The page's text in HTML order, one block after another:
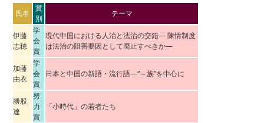
氏名
賞
別
テーマ
伊藤
志穂
学
会
賞
現代中国における人治と法治の交錯― 陳情制度
は法治の阻害要因として廃止すべきか―
加藤
由衣
学
会
賞
日本と中国の新語・流行語―“～族”を中心に
勝股
達
努
力
賞
「小時代」の若者たち